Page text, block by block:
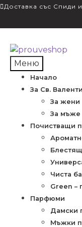
Доставка със Спиди
Skip
to
navigation
Skip
to
content
Меню
Начало
За Св.
За жени
За мъже
Почистващи
Чиста
Green –
Парфюми
Дамски
Мъжки